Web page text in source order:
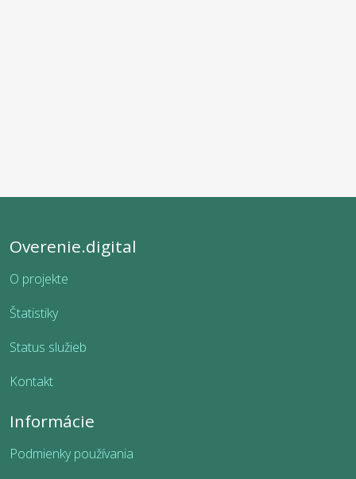
Overenie.digital
O projekte
Štatistiky
Status služieb
Kontakt
Informácie
Podmienky používania